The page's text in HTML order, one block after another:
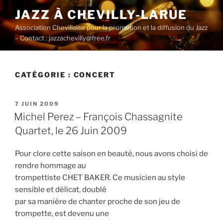
au
contenu
principal
JAZZ À CHEVILLY-LARUE
Association Chevillaise pour la promotion et la diffusion du Jazz
– Contact : jazzachevilly@free.fr
CATÉGORIE : CONCERT
PUBLIÉ
LE
7 JUIN 2009
Michel Perez – François Chassagnite
Quartet, le 26 Juin 2009
Pour clore cette saison en beauté, nous avons choisi de
rendre hommage au
trompettiste CHET BAKER. Ce musicien au style
sensible et délicat, doublé
par sa manière de chanter proche de son jeu de
trompette, est devenu une